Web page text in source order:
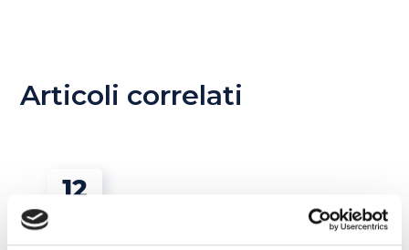
Articoli correlati
12